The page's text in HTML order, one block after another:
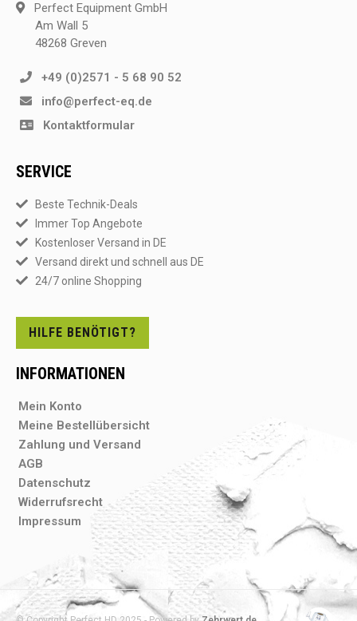
Perfect Equipment GmbH
Am Wall 5
48268 Greven
+49 (0)2571 - 5 68 90 52
info@perfect-eq.de
Kontaktformular
SERVICE
Beste Technik-Deals
Immer Top Angebote
Kostenloser Versand in DE
Versand direkt und schnell aus DE
24/7 online Shopping
HILFE BENÖTIGT?
INFORMATIONEN
Mein Konto
Meine Bestellübersicht
Zahlung und Versand
AGB
Datenschutz
Widerrufsrecht
Impressum